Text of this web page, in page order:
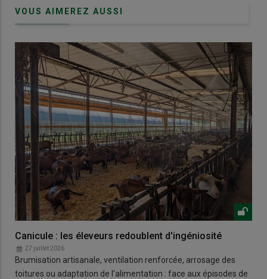
VOUS AIMEREZ AUSSI
Canicule : les éleveurs redoublent d'ingéniosité
27 juillet 2026
Brumisation artisanale, ventilation renforcée, arrosage des
toitures ou adaptation de l'alimentation : face aux épisodes de